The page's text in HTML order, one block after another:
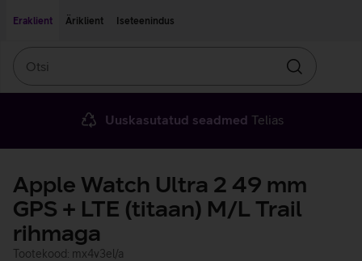
Eraklient
Äriklient Iseteenindus
Otsin
Uuskasutatud seadmed Telias
Apple Watch Ultra 2 49 mm
GPS + LTE (titaan) M/L Trail
rihmaga
Tootekood: mx4v3el/a